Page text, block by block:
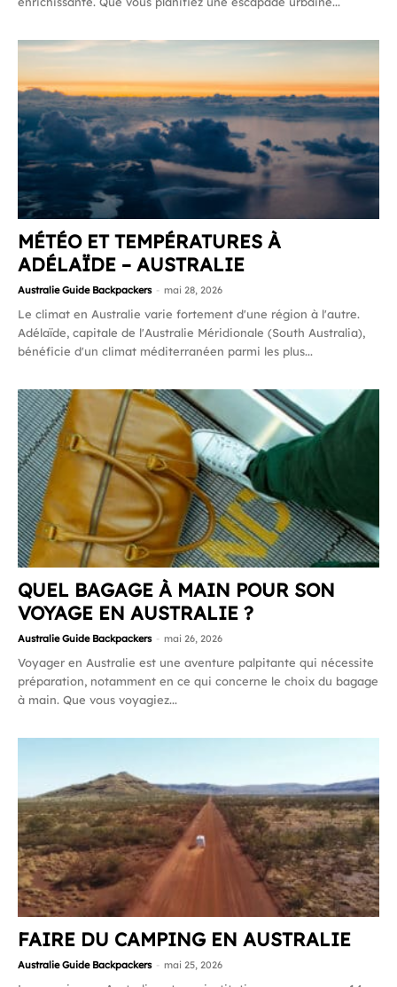
MÉTÉO ET TEMPÉRATURES À
ADÉLAÏDE – AUSTRALIE
Australie Guide Backpackers - mai 28, 2026
Le climat en Australie varie fortement d'une région à l'autre.
Adélaïde, capitale de l'Australie Méridionale (South Australia),
bénéficie d'un climat méditerranéen parmi les plus...
QUEL BAGAGE À MAIN POUR SON
VOYAGE EN AUSTRALIE ?
Australie Guide Backpackers - mai 26, 2026
Voyager en Australie est une aventure palpitante qui nécessite
préparation, notamment en ce qui concerne le choix du bagage
à main. Que vous voyagiez...
FAIRE DU CAMPING EN AUSTRALIE
Australie Guide Backpackers - mai 25, 2026